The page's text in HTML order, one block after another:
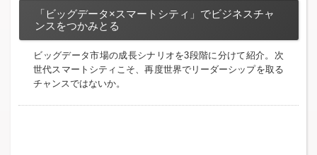
「ビッグデータ×スマートシティ」でビジネスチャ
ンスをつかみとる
ビッグデータ市場の成長シナリオを3段階に分けて紹介。次
世代スマートシティこそ、再度世界でリーダーシップを取る
チャンスではないか。